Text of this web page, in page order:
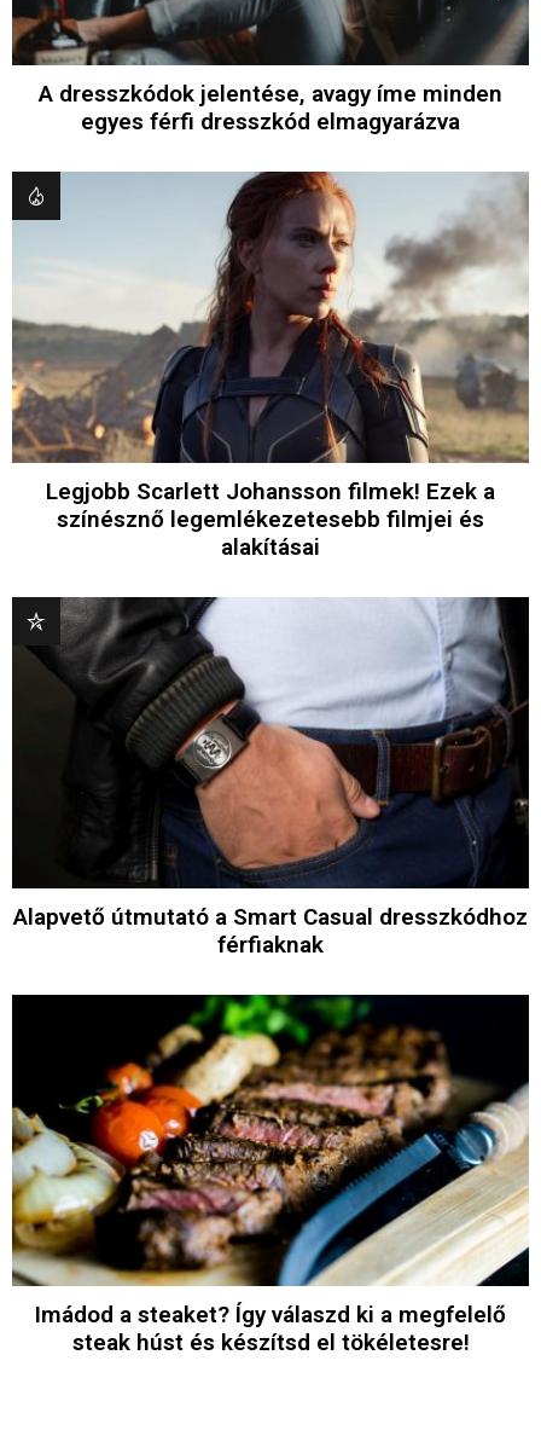
A dresszkódok jelentése, avagy íme minden
egyes férfi dresszkód elmagyarázva
Legjobb Scarlett Johansson filmek! Ezek a
színésznő legemlékezetesebb filmjei és
alakításai
Alapvető útmutató a Smart Casual dresszkódhoz
férfiaknak
Imádod a steaket? Így válaszd ki a megfelelő
steak húst és készítsd el tökéletesre!